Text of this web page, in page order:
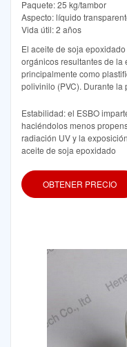
Paquete: 25 kg/tambor
Aspecto: líquido
Vida útil: 2 años
El aceite de soja
orgánicos resultantes de la
principalmente como
polivinilo (PVC). Durante
Estabilidad: el ESBO
haciéndolos menos
radiación UV y la
aceite de soja epoxidado
OBTENER PRECIO